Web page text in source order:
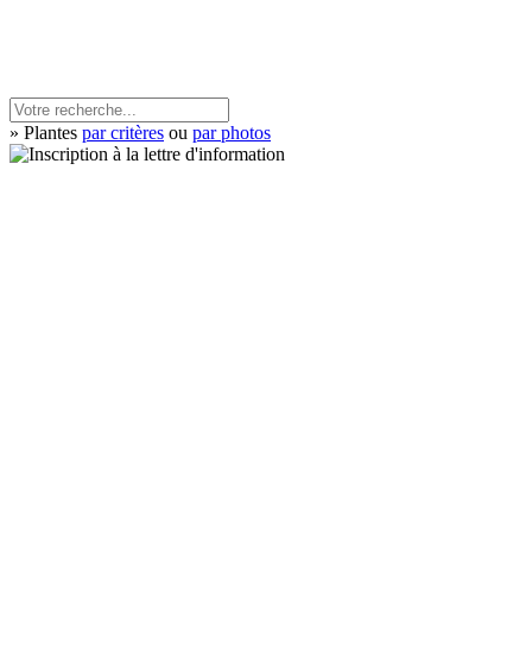
» Plantes par critères ou par photos